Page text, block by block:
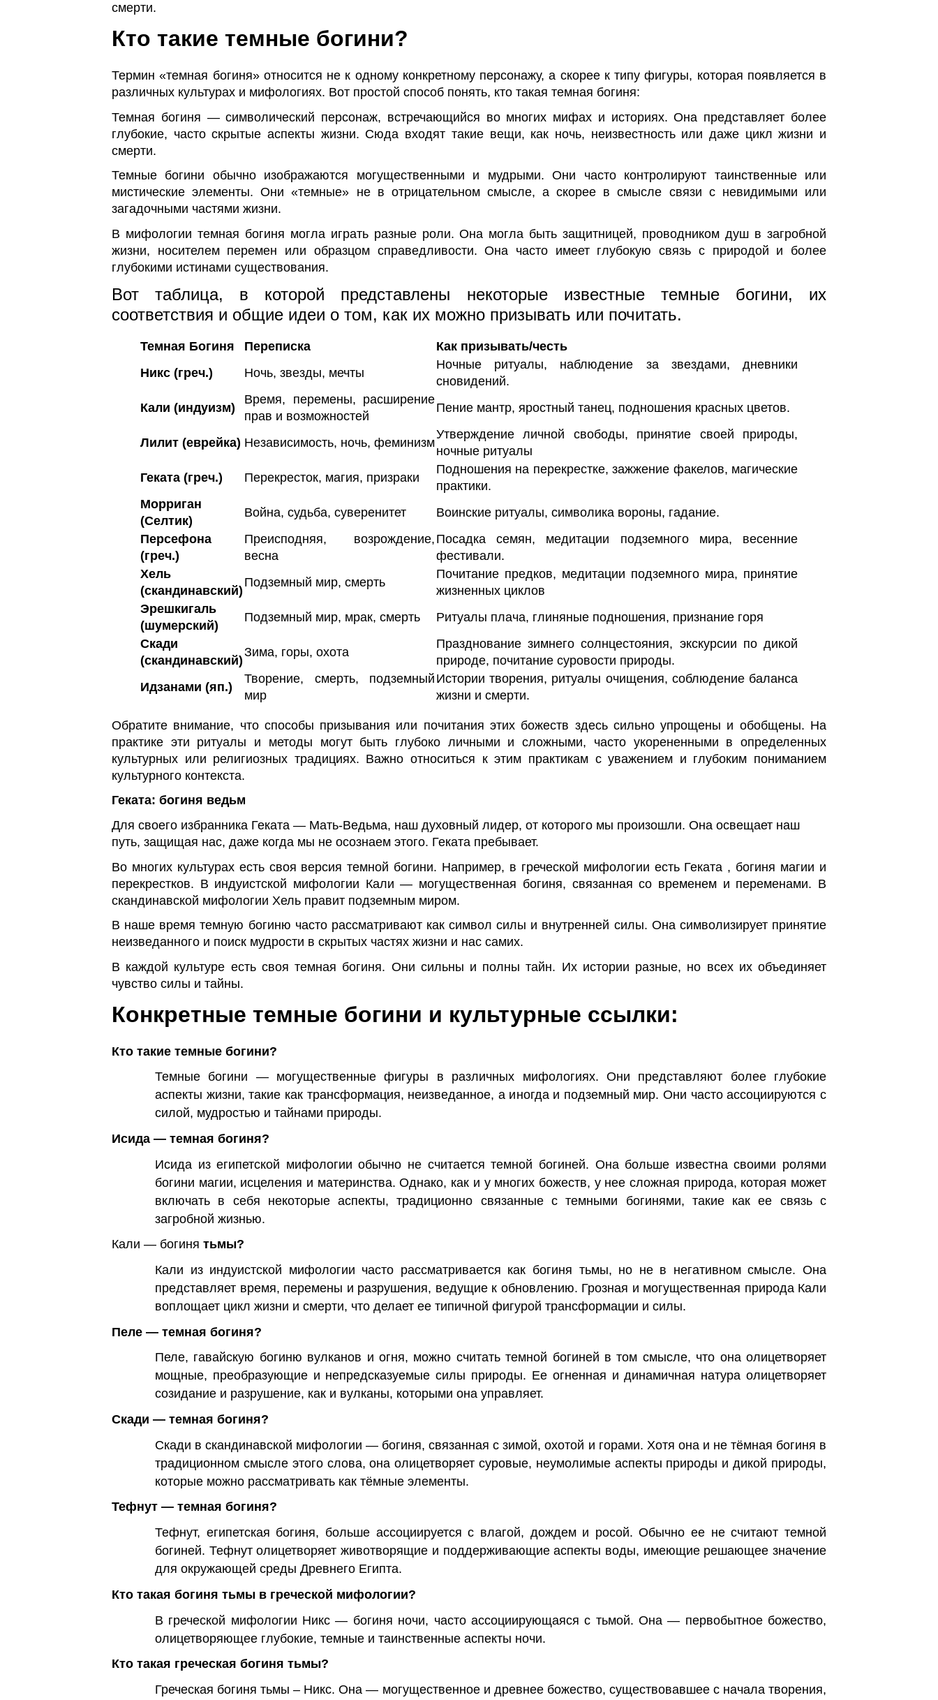
смерти.
Кто такие темные богини?
Термин «темная богиня» относится не к одному конкретному персонажу, а скорее к типу фигуры, которая появляется в
различных культурах и мифологиях. Вот простой способ понять, кто такая темная богиня:
Темная богиня — символический персонаж, встречающийся во многих мифах и историях. Она представляет более
глубокие, часто скрытые аспекты жизни. Сюда входят такие вещи, как ночь, неизвестность или даже цикл жизни и
смерти.
Темные богини обычно изображаются могущественными и мудрыми. Они часто контролируют таинственные или
мистические элементы. Они «темные» не в отрицательном смысле, а скорее в смысле связи с невидимыми или
загадочными частями жизни.
В мифологии темная богиня могла играть разные роли. Она могла быть защитницей, проводником душ в загробной
жизни, носителем перемен или образцом справедливости. Она часто имеет глубокую связь с природой и более
глубокими истинами существования.
Вот таблица, в которой представлены некоторые известные темные богини, их
соответствия и общие идеи о том, как их можно призывать или почитать.
Темная Богиня Переписка
Как призывать/честь
Никс (греч.)
Ночь, звезды, мечты
Ночные ритуалы, наблюдение за звездами, дневники
сновидений.
Кали (индуизм)
Время, перемены, расширение
прав и возможностей
Пение мантр, яростный танец, подношения красных цветов.
Лилит (еврейка) Независимость, ночь, феминизм
Утверждение личной свободы, принятие своей природы,
ночные ритуалы
Геката (греч.)
Перекресток, магия, призраки
Подношения на перекрестке, зажжение факелов, магические
практики.
Морриган
(Селтик)
Война, судьба, суверенитет
Воинские ритуалы, символика вороны, гадание.
Персефона
(греч.)
Преисподняя, ​​возрождение,
весна
Посадка семян, медитации подземного мира, весенние
фестивали.
Хель
(скандинавский)
Подземный мир, смерть
Почитание предков, медитации подземного мира, принятие
жизненных циклов
Эрешкигаль
(шумерский)
Подземный мир, мрак, смерть
Ритуалы плача, глиняные подношения, признание горя
Скади
(скандинавский)
Зима, горы, охота
Празднование зимнего солнцестояния, экскурсии по дикой
природе, почитание суровости природы.
Идзанами (яп.)
Творение, смерть, подземный
мир
Истории творения, ритуалы очищения, соблюдение баланса
жизни и смерти.
Обратите внимание, что способы призывания или почитания этих божеств здесь сильно упрощены и обобщены. На
практике эти ритуалы и методы могут быть глубоко личными и сложными, часто укорененными в определенных
культурных или религиозных традициях. Важно относиться к этим практикам с уважением и глубоким пониманием
культурного контекста.
Геката: богиня ведьм
Для своего избранника Геката — Мать-Ведьма, наш духовный лидер, от которого мы произошли. Она освещает наш
путь, защищая нас, даже когда мы не осознаем этого. Геката пребывает.
Во многих культурах есть своя версия темной богини. Например, в греческой мифологии есть Геката , богиня магии и
перекрестков. В индуистской мифологии Кали — могущественная богиня, связанная со временем и переменами. В
скандинавской мифологии Хель правит подземным миром.
В наше время темную богиню часто рассматривают как символ силы и внутренней силы. Она символизирует принятие
неизведанного и поиск мудрости в скрытых частях жизни и нас самих.
В каждой культуре есть своя темная богиня. Они сильны и полны тайн. Их истории разные, но всех их объединяет
чувство силы и тайны.
Конкретные темные богини и культурные ссылки:
Кто такие темные богини?
Темные богини — могущественные фигуры в различных мифологиях. Они представляют более глубокие
аспекты жизни, такие как трансформация, неизведанное, а иногда и подземный мир. Они часто ассоциируются с
силой, мудростью и тайнами природы.
Исида — темная богиня?
Исида из египетской мифологии обычно не считается темной богиней. Она больше известна своими ролями
богини магии, исцеления и материнства. Однако, как и у многих божеств, у нее сложная природа, которая может
включать в себя некоторые аспекты, традиционно связанные с темными богинями, такие как ее связь с
загробной жизнью.
Кали — богиня тьмы?
Кали из индуистской мифологии часто рассматривается как богиня тьмы, но не в негативном смысле. Она
представляет время, перемены и разрушения, ведущие к обновлению. Грозная и могущественная природа Кали
воплощает цикл жизни и смерти, что делает ее типичной фигурой трансформации и силы.
Пеле — темная богиня?
Пеле, гавайскую богиню вулканов и огня, можно считать темной богиней в том смысле, что она олицетворяет
мощные, преобразующие и непредсказуемые силы природы. Ее огненная и динамичная натура олицетворяет
созидание и разрушение, как и вулканы, которыми она управляет.
Скади — темная богиня?
Скади в скандинавской мифологии — богиня, связанная с зимой, охотой и горами. Хотя она и не тёмная богиня в
традиционном смысле этого слова, она олицетворяет суровые, неумолимые аспекты природы и дикой природы,
которые можно рассматривать как тёмные элементы.
Тефнут — темная богиня?
Тефнут, египетская богиня, больше ассоциируется с влагой, дождем и росой. Обычно ее не считают темной
богиней. Тефнут олицетворяет животворящие и поддерживающие аспекты воды, имеющие решающее значение
для окружающей среды Древнего Египта.
Кто такая богиня тьмы в греческой мифологии?
В греческой мифологии Никс — богиня ночи, часто ассоциирующаяся с тьмой. Она — первобытное божество,
олицетворяющее глубокие, темные и таинственные аспекты ночи.
Кто такая греческая богиня тьмы?
Греческая богиня тьмы – Никс. Она — могущественное и древнее божество, существовавшее с начала творения,